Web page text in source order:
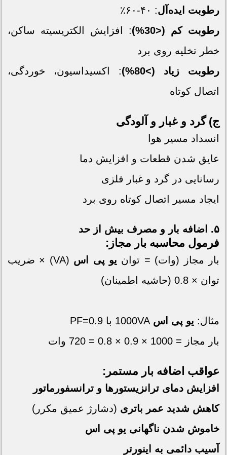
رطوبت ایده‌آل: ۴۰-۶۰٪
رطوبت کم (<30%)
: افزایش الکتریسیته ساکن،
خطر تخلیه روی برد
رطوبت زیاد (>80%)
: اکسیداسیون، خوردگی،
اتصال کوتاه
ج) گرد و غبار و آلودگی
انسداد مسیر هوا
عایق شدن قطعات و افزایش دما
رسانایی در گرد و غبار فلزی
ایجاد مسیر اتصال کوتاه روی برد
۵. اضافه بار و مصرف بیش از حد
فرمول محاسبه بار مجاز:
بار مجاز (وات) = توان یو پی اس
(VA) × ضریب
توان × 0.8 (حاشیه اطمینان)
مثال: یو پی اس
بار مجاز = 1000 × 0.9 × 0.8 = 720 وات
عواقب اضافه بار مستمر:
افزایش دمای ترانزیستورها و ترانسفورماتور
کاهش شدید عمر باتری (دشارژ عمیق مکرر)
خاموش شدن ناگهانی یو پی اس
آسیب دائمی به اینورتر